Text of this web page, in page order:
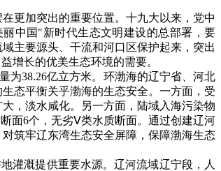
更加突出的重要位置。十九大以来，党中
中国"新时代生态文明建设的总部署，要
主要源头、干流和河口区保护起来，突出
增长的优美生态环境的需要。
为38.26亿立方米。环渤海的辽宁省、河北
态平衡关乎渤海的生态安全。一方面，受
，淡水咸化。另一方面，陆域入海污染物
面6个，无劣Ⅴ类水质断面。通过创建辽河
筑牢辽东湾生态安全屏障，保障渤海生态
灌溉提供重要水源。辽河流域辽宁段，人